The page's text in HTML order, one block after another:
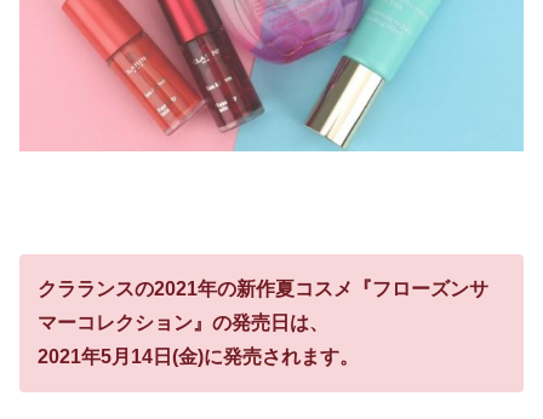
クラランスの2021年の新作夏コスメ『フローズンサ
マーコレクション』の発売日は、
2021年5月14日(金)に発売されます。